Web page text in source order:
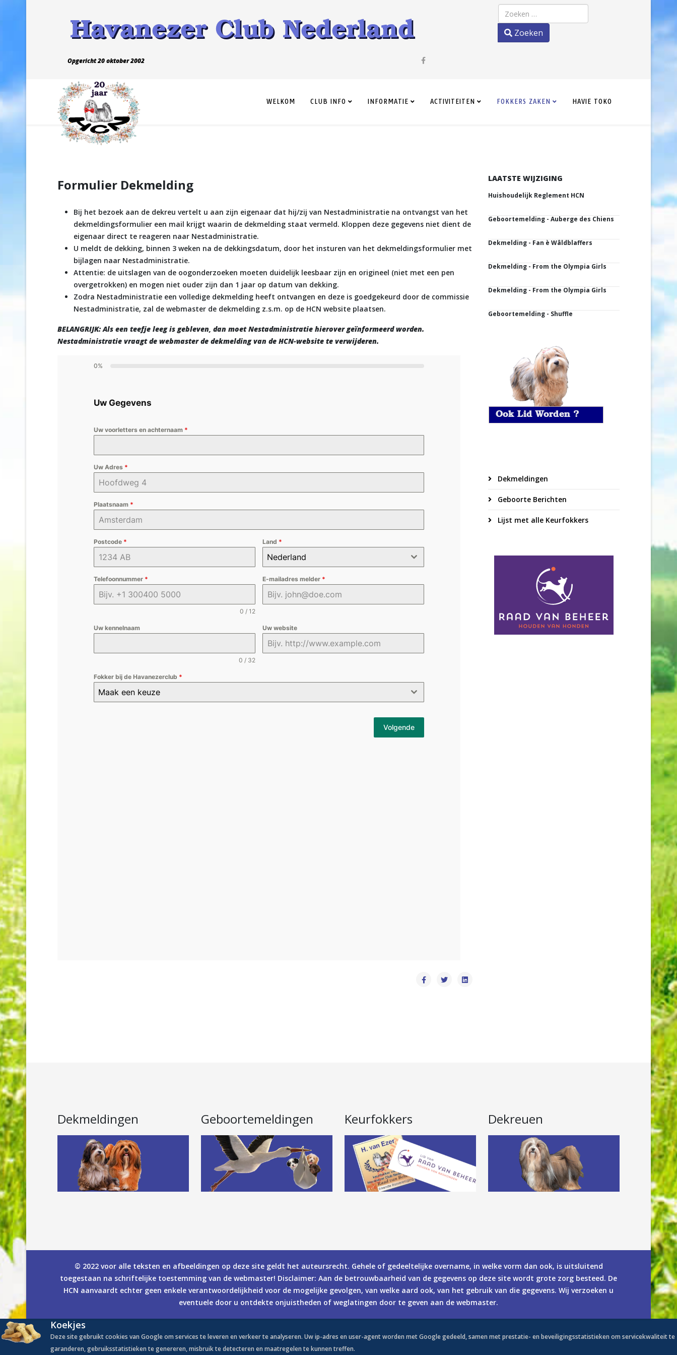
Opgericht 20 oktober 2002
Zoeken
Zoeken
WELKOM CLUB INFO INFORMATIE ACTIVITEITEN FOKKERS ZAKEN HAVIE TOKO
Formulier Dekmelding
Bij het bezoek aan de dekreu vertelt u aan zijn eigenaar dat hij/zij van Nestadministratie na ontvangst van het
dekmeldingsformulier een mail krijgt waarin de dekmelding staat vermeld. Kloppen deze gegevens niet dient de
eigenaar direct te reageren naar Nestadministratie.
U meldt de dekking, binnen 3 weken na de dekkingsdatum, door het insturen van het dekmeldingsformulier met
bijlagen naar Nestadministratie.
Attentie: de uitslagen van de oogonderzoeken moeten duidelijk leesbaar zijn en origineel (niet met een pen
overgetrokken) en mogen niet ouder zijn dan 1 jaar op datum van dekking.
Zodra Nestadministratie een volledige dekmelding heeft ontvangen en deze is goedgekeurd door de commissie
Nestadministratie, zal de webmaster de dekmelding z.s.m. op de HCN website plaatsen.
BELANGRIJK: Als een teefje leeg is gebleven, dan moet Nestadministratie hierover geïnformeerd worden.
Nestadministratie vraagt de webmaster de dekmelding van de HCN-website te verwijderen.
LAATSTE WIJZIGING
Huishoudelijk Reglement HCN
Geboortemelding - Auberge des Chiens
Dekmelding - Fan è Wâldblaffers
Dekmelding - From the Olympia Girls
Dekmelding - From the Olympia Girls
Geboortemelding - Shuffle
Dekmeldingen
Geboorte Berichten
Lijst met alle Keurfokkers
Dekmeldingen Geboortemeldingen Keurfokkers Dekreuen
© 2022 voor alle teksten en afbeeldingen op deze site geldt het auteursrecht. Gehele of gedeeltelijke overname, in welke vorm dan ook, is uitsluitend
toegestaan na schriftelijke toestemming van de webmaster! Disclaimer: Aan de betrouwbaarheid van de gegevens op deze site wordt grote zorg besteed. De
HCN aanvaardt echter geen enkele verantwoordelijkheid voor de mogelijke gevolgen, van welke aard ook, van het gebruik van die gegevens. Wij verzoeken u
eventuele door u ontdekte onjuistheden of weglatingen door te geven aan de webmaster.
Koekjes
Deze site gebruikt cookies van Google om services te leveren en verkeer te analyseren. Uw ip-adres en user-agent worden met Google gedeeld, samen met prestatie- en beveiligingsstatistieken om servicekwaliteit te
garanderen, gebruiksstatistieken te genereren, misbruik te detecteren en maatregelen te kunnen treffen.